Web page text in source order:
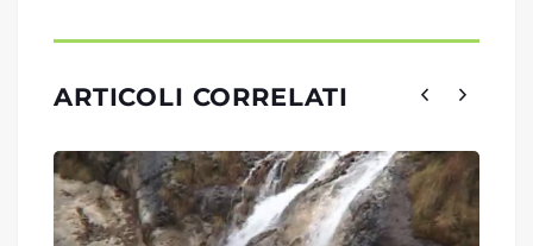
ARTICOLI CORRELATI